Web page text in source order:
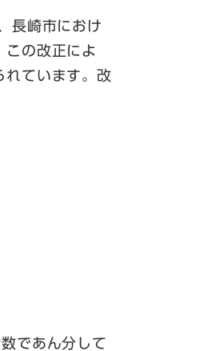
長崎市におけ
の改正によ
れています。改
であん分して